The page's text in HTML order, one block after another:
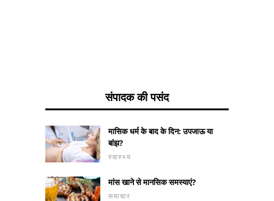
संपादक की पसंद
मासिक धर्म के बाद के दिन: उपजाऊ या
बांझ?
स्वास्थ्य
मांस खाने से मानसिक समस्याएं?
समाचार